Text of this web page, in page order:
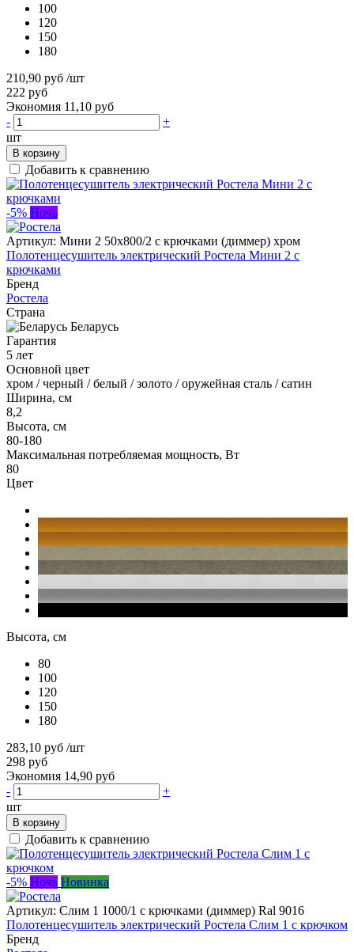
100
120
150
180
210,90 руб /шт
222 руб
Экономия 11,10 руб
-
+
шт
В корзину
Добавить к сравнению
-5% Ночь
Артикул: Мини 2 50х800/2 с крючками (диммер) хром
Полотенцесушитель электрический Ростела Мини 2 с
крючками
Бренд
Ростела
Страна
Беларусь
Гарантия
5 лет
Основной цвет
хром / черный / белый / золото / оружейная сталь / сатин
Ширина, см
8,2
Высота, см
80-180
Максимальная потребляемая мощность, Вт
80
Цвет
Высота, см
80
100
120
150
180
283,10 руб /шт
298 руб
Экономия 14,90 руб
-
+
шт
В корзину
Добавить к сравнению
-5% Ночь Новинка
Артикул: Слим 1 1000/1 с крючками (диммер) Ral 9016
Полотенцесушитель электрический Ростела Слим 1 с крючком
Бренд